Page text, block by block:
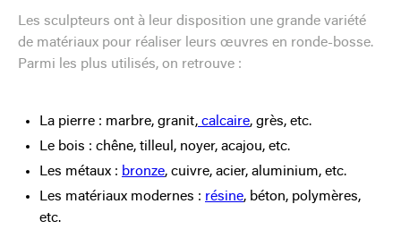
Les sculpteurs ont à leur disposition une grande variété
de matériaux pour réaliser leurs œuvres en ronde-bosse.
Parmi les plus utilisés, on retrouve :
La pierre : marbre, granit, calcaire, grès, etc.
Le bois : chêne, tilleul, noyer, acajou, etc.
Les métaux : bronze, cuivre, acier, aluminium, etc.
Les matériaux modernes : résine, béton, polymères,
etc.